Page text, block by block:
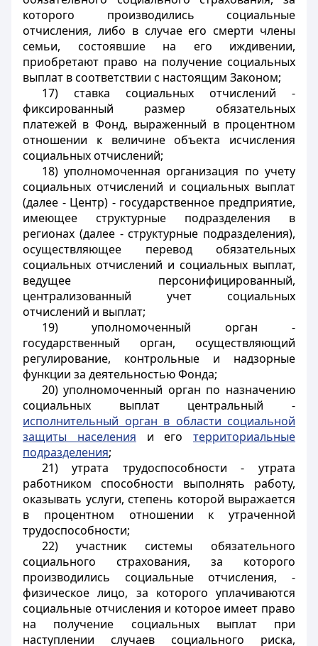
которого производились социальные
отчисления, либо в случае его смерти члены
семьи, состоявшие на его иждивении,
приобретают право на получение социальных
выплат в соответствии с настоящим Законом;
17) ставка социальных отчислений -
фиксированный размер обязательных
платежей в Фонд, выраженный в процентном
отношении к величине объекта исчисления
социальных отчислений;
18) уполномоченная организация по учету
социальных отчислений и социальных выплат
(далее - Центр) - государственное предприятие,
имеющее структурные подразделения в
регионах (далее - структурные подразделения),
осуществляющее перевод обязательных
социальных отчислений и социальных выплат,
ведущее персонифицированный,
централизованный учет социальных
отчислений и выплат;
19) уполномоченный орган -
государственный орган, осуществляющий
регулирование, контрольные и надзорные
функции за деятельностью Фонда;
20) уполномоченный орган по назначению
социальных выплат центральный -
исполнительный орган в области социальной
защиты населения и его территориальные
подразделения;
21) утрата трудоспособности - утрата
работником способности выполнять работу,
оказывать услуги, степень которой выражается
в процентном отношении к утраченной
трудоспособности;
22) участник системы обязательного
социального страхования, за которого
производились социальные отчисления, -
физическое лицо, за которого уплачиваются
социальные отчисления и которое имеет право
на получение социальных выплат при
наступлении случаев социального риска,